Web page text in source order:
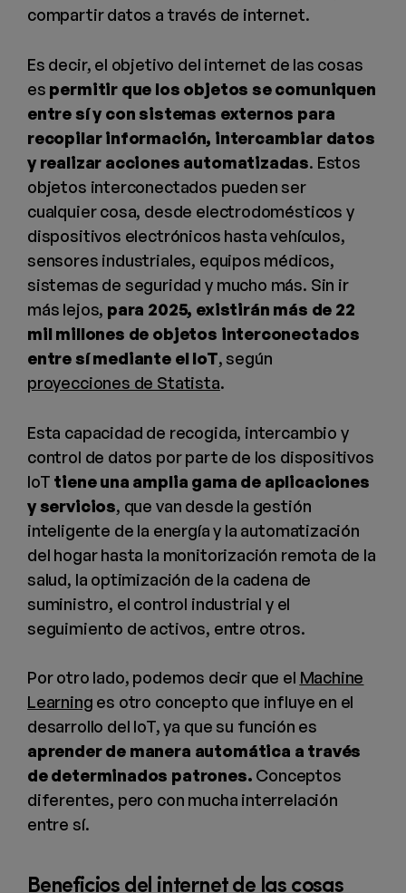
compartir datos a través de internet.
Es decir, el objetivo del internet de las cosas
es permitir que los objetos se comuniquen
entre sí y con sistemas externos para
recopilar información, intercambiar datos
y realizar acciones automatizadas. Estos
objetos interconectados pueden ser
cualquier cosa, desde electrodomésticos y
dispositivos electrónicos hasta vehículos,
sensores industriales, equipos médicos,
sistemas de seguridad y mucho más. Sin ir
más lejos, para 2025, existirán más de 22
mil millones de objetos interconectados
entre sí mediante el IoT, según
proyecciones de Statista.
Esta capacidad de recogida, intercambio y
control de datos por parte de los dispositivos
IoT tiene una amplia gama de aplicaciones
y servicios, que van desde la gestión
inteligente de la energía y la automatización
del hogar hasta la monitorización remota de la
salud, la optimización de la cadena de
suministro, el control industrial y el
seguimiento de activos, entre otros.
Por otro lado, podemos decir que el Machine
Learning es otro concepto que influye en el
desarrollo del IoT, ya que su función es
aprender de manera automática a través
de determinados patrones. Conceptos
diferentes, pero con mucha interrelación
entre sí.
Beneficios del internet de las cosas